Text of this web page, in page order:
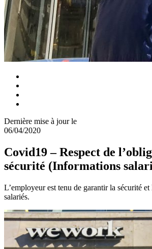
Dernière mise à jour le
06/04/2020
Covid19 – Respect de
sécurité (Informations
L’employeur est tenu de garantir la sécurité et
salariés.